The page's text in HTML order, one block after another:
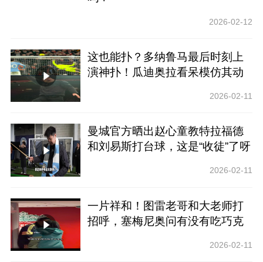
2026-02-12
这也能扑？多纳鲁马最后时刻上
演神扑！瓜迪奥拉看呆模仿其动
2026-02-11
曼城官方晒出赵心童教特拉福德
和刘易斯打台球，这是“收徒”了呀
2026-02-11
一片祥和！图雷老哥和大老师打
招呼，塞梅尼奥问有没有吃巧克
2026-02-11